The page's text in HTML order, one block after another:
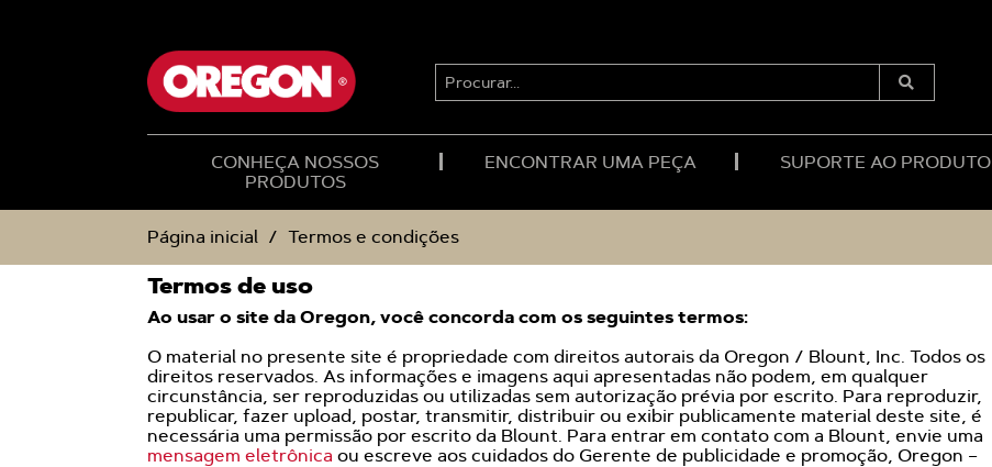
PROCURAR...
Enviar
CONHEÇA NOSSOS
PRODUTOS
ENCONTRAR UMA PEÇA SUPORTE AO PRODUTO
Página inicial Termos e condições
Termos de uso
Ao usar o site da Oregon, você concorda com os seguintes termos:
O material no presente site é propriedade com direitos autorais da Oregon / Blount, Inc. Todos os
direitos reservados. As informações e imagens aqui apresentadas não podem, em qualquer
circunstância, ser reproduzidas ou utilizadas sem autorização prévia por escrito. Para reproduzir,
republicar, fazer upload, postar, transmitir, distribuir ou exibir publicamente material deste site, é
necessária uma permissão por escrito da Blount. Para entrar em contato com a Blount, envie uma
mensagem eletrônica ou escreve aos cuidados do Gerente de publicidade e promoção, Oregon –